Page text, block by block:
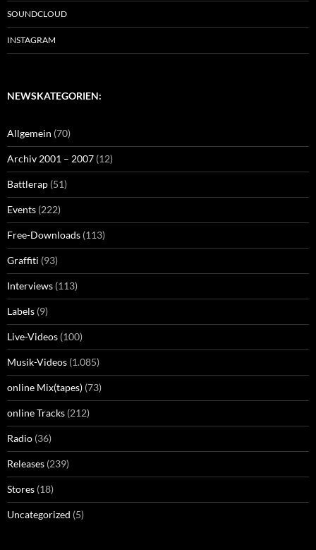
SOUNDCLOUD
INSTAGRAM
NEWSKATEGORIEN:
Allgemein (70)
Archiv 2001 – 2007 (12)
Battlerap (51)
Events (222)
Free-Downloads (113)
Graffiti (93)
Interviews (113)
Labels (9)
Live-Videos (100)
Musik-Videos (1.085)
online Mix(tapes) (73)
online Tracks (212)
Radio (36)
Releases (239)
Stores (18)
Uncategorized (5)